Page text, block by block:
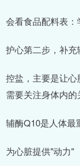
会看食品配料表
护心第二步，补充
控盐，主要是让
需要关注身体内的
辅酶Q10是人体最
为心脏提供"动力"